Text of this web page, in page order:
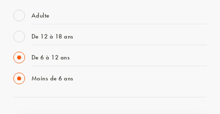
Adulte
De 12 à 18 ans
De 6 à 12 ans
Moins de 6 ans